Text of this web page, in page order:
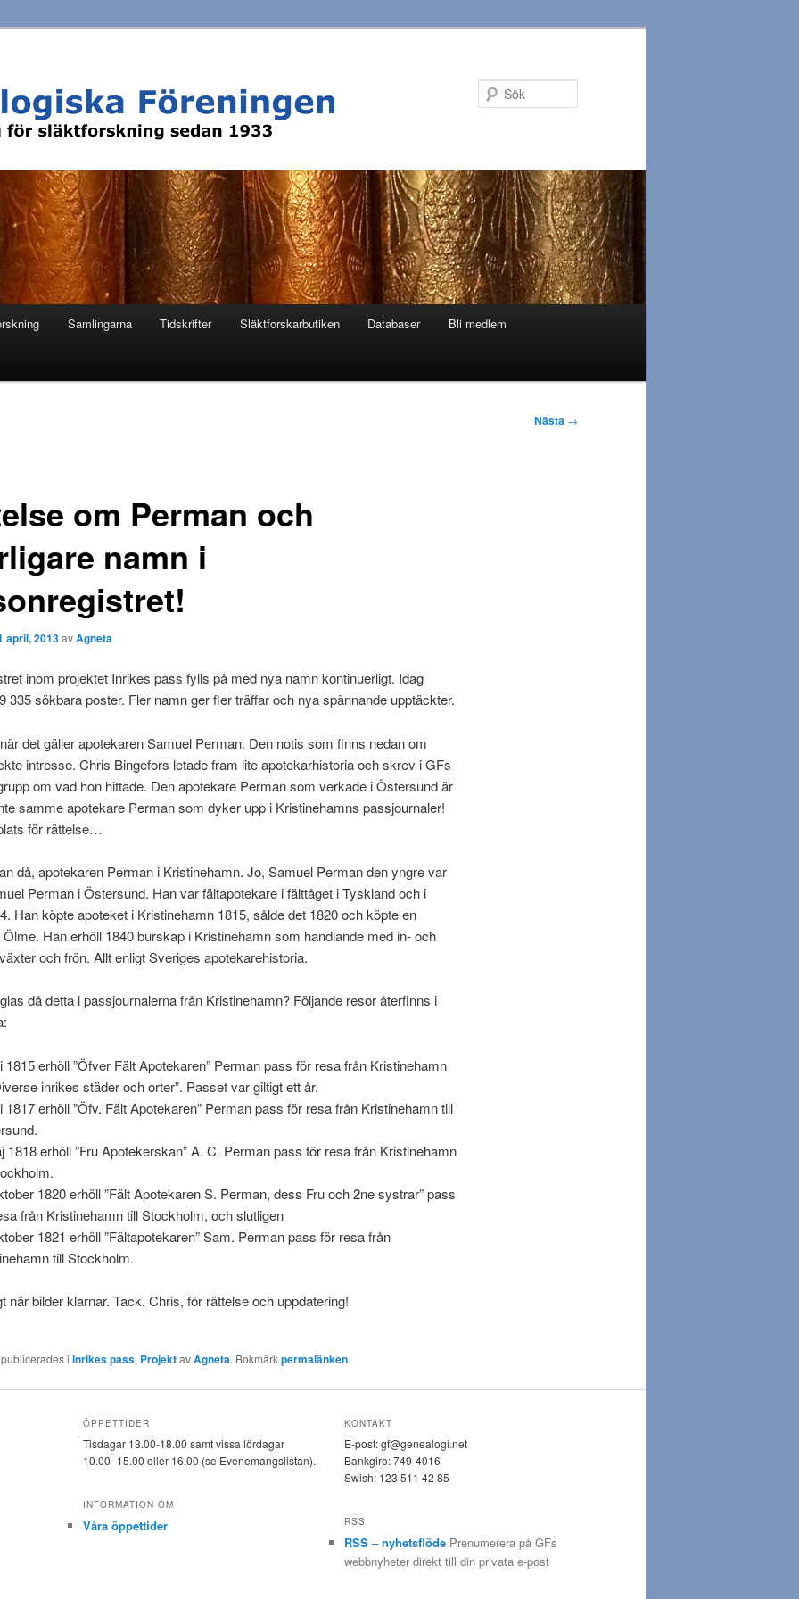
Samlingarna Tidskrifter Släktforskarbutiken Databaser Bli medlem
Nästa →
om Perman och
namn i
april, 2013avAgneta
inom projektet Inrikes pass fylls på med nya namn kontinuerligt. Idag
335 sökbara poster. Fler namn ger fler träffar och nya spännande upptäckter.
det gäller apotekaren Samuel Perman. Den notis som finns nedan om
intresse. Chris Bingefors letade fram lite apotekarhistoria och skrev i GFs
om vad hon hittade. Den apotekare Perman som verkade i Östersund är
samme apotekare Perman som dyker upp i Kristinehamns passjournaler!
för rättelse…
då, apotekaren Perman i Kristinehamn. Jo, Samuel Perman den yngre var
Perman i Östersund. Han var fältapotekare i fälttåget i Tyskland och i
Han köpte apoteket i Kristinehamn 1815, sålde det 1820 och köpte en
Han erhöll 1840 burskap i Kristinehamn som handlande med in- och
och frön. Allt enligt Sveriges apotekarehistoria.
då detta i passjournalerna från Kristinehamn? Följande resor återfinns i
1815 erhöll ”Öfver Fält Apotekaren” Perman pass för resa från Kristinehamn
inrikes städer och orter”. Passet var giltigt ett år.
1817 erhöll ”Öfv. Fält Apotekaren” Perman pass för resa från Kristinehamn till
1818 erhöll ”Fru Apotekerskan” A. C. Perman pass för resa från Kristinehamn
1820 erhöll ”Fält Apotekaren S. Perman, dess Fru och 2ne systrar” pass
från Kristinehamn till Stockholm, och slutligen
1821 erhöll ”Fältapotekaren” Sam. Perman pass för resa från
till Stockholm.
när bilder klarnar. Tack, Chris, för rättelse och uppdatering!
i Inrikes pass, ProjektavAgneta. Bokmärkpermalänken.
ÖPPETTIDER
Tisdagar 13.00-18.00 samt vissa lördagar
10.00–15.00 eller 16.00 (se Evenemangslistan).
INFORMATION OM
Våra öppettider
KONTAKT
E-post: gf@genealogi.net
Bankgiro: 749-4016
Swish: 123 511 42 85
RSS
RSS – nyhetsflödePrenumerera på GFs
webbnyheter direkt till din privata e-post